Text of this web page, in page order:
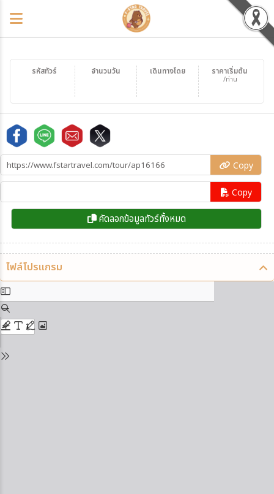
รหัสทัวร์ จำนวนวัน ราคาเริ่มต้น
/ท่าน
เดินทางโดย
Copy
Copy
คัดลอกข้อมูลทัวร์ทั้งหมด
ไฟล์โปรแกรม